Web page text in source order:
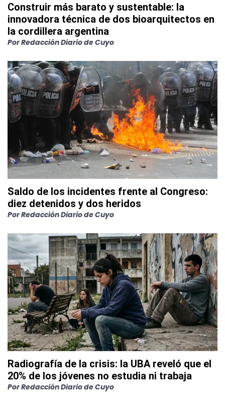
Construir más barato y sustentable: la
innovadora técnica de dos bioarquitectos en
la cordillera argentina
PorRedacción Diario de Cuyo
Saldo de los incidentes frente al Congreso:
diez detenidos y dos heridos
PorRedacción Diario de Cuyo
Radiografía de la crisis: la UBA reveló que el
20% de los jóvenes no estudia ni trabaja
PorRedacción Diario de Cuyo